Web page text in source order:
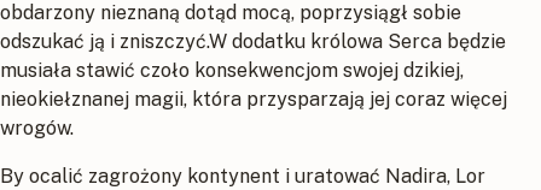
obdarzony nieznaną dotąd mocą, poprzysiągł sobie
odszukać ją i zniszczyć.W dodatku królowa Serca będzie
musiała stawić czoło konsekwencjom swojej dzikiej,
nieokiełznanej magii, która przysparzają jej coraz więcej
wrogów.
By ocalić zagrożony kontynent i uratować Nadira, Lor